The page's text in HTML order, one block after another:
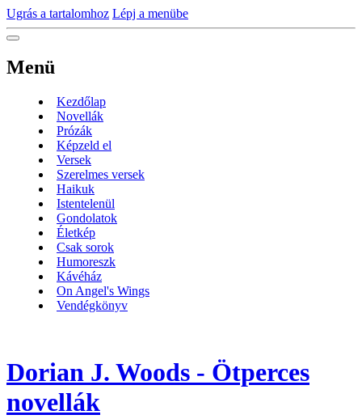
Ugrás a tartalomhoz Lépj a menübe
Menü
Kezdőlap
Novellák
Prózák
Képzeld el
Versek
Szerelmes versek
Haikuk
Istentelenül
Gondolatok
Életkép
Csak sorok
Humoreszk
Kávéház
On Angel's Wings
Vendégkönyv
Dorian J. Woods - Ötperces
novellák